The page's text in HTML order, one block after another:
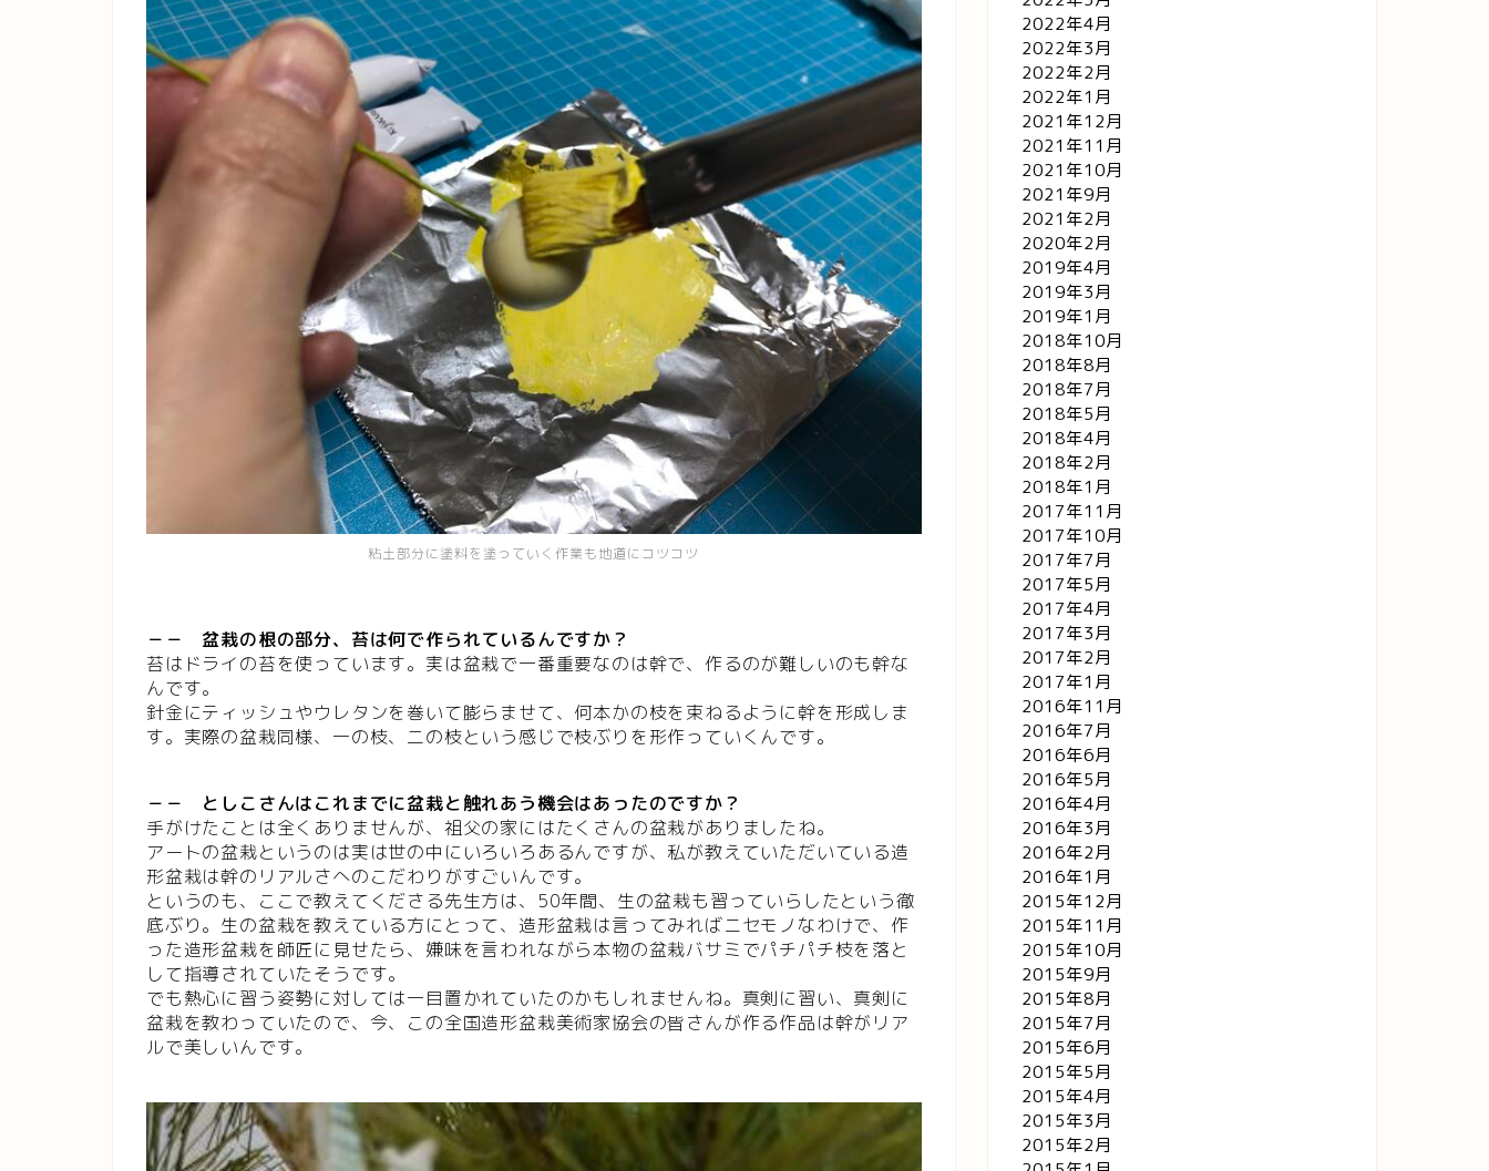
粘土部分に塗料を塗っていく作業も地道にコツコツ
－－ 盆栽の根の部分、苔は何で作られているんですか？
苔はドライの苔を使っています。実は盆栽で一番重要なのは幹で、作るのが難しいのも幹な
んです。
針金にティッシュやウレタンを巻いて膨らませて、何本かの枝を束ねるように幹を形成しま
す。実際の盆栽同様、一の枝、二の枝という感じで枝ぶりを形作っていくんです。
－－ としこさんはこれまでに盆栽と触れあう機会はあったのですか？
手がけたことは全くありませんが、祖父の家にはたくさんの盆栽がありましたね。
アートの盆栽というのは実は世の中にいろいろあるんですが、私が教えていただいている造
形盆栽は幹のリアルさへのこだわりがすごいんです。
というのも、ここで教えてくださる先生方は、50年間、生の盆栽も習っていらしたという徹
底ぶり。生の盆栽を教えている方にとって、造形盆栽は言ってみればニセモノなわけで、作
った造形盆栽を師匠に見せたら、嫌味を言われながら本物の盆栽バサミでパチパチ枝を落と
して指導されていたそうです。
でも熱心に習う姿勢に対しては一目置かれていたのかもしれませんね。真剣に習い、真剣に
盆栽を教わっていたので、今、この全国造形盆栽美術家協会の皆さんが作る作品は幹がリア
ルで美しいんです。
2022年4月
2022年3月
2022年2月
2022年1月
2021年12月
2021年11月
2021年10月
2021年9月
2021年2月
2020年2月
2019年4月
2019年3月
2019年1月
2018年10月
2018年8月
2018年7月
2018年5月
2018年4月
2018年2月
2018年1月
2017年11月
2017年10月
2017年7月
2017年5月
2017年4月
2017年3月
2017年2月
2017年1月
2016年11月
2016年7月
2016年6月
2016年5月
2016年4月
2016年3月
2016年2月
2016年1月
2015年12月
2015年11月
2015年10月
2015年9月
2015年8月
2015年7月
2015年6月
2015年5月
2015年4月
2015年3月
2015年2月